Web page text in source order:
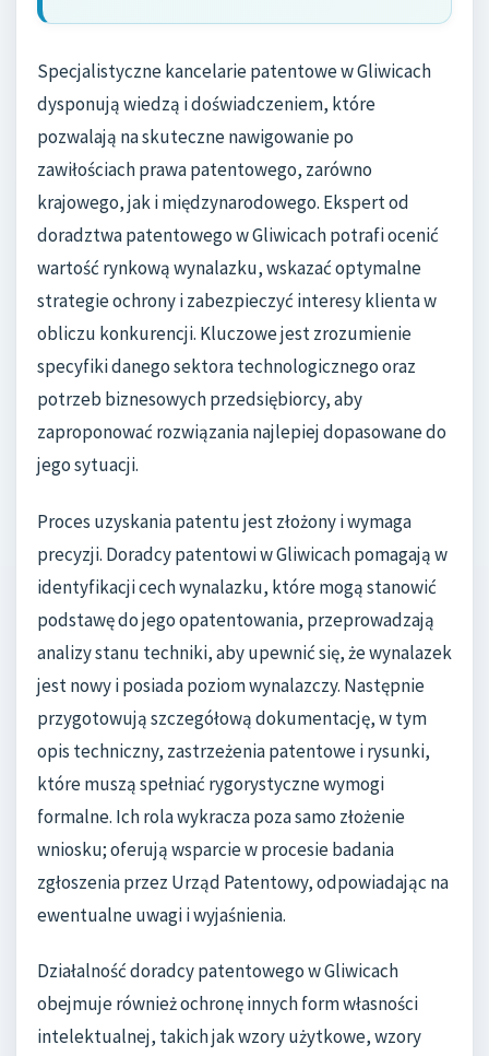
Specjalistyczne kancelarie patentowe w Gliwicach
dysponują wiedzą i doświadczeniem, które
pozwalają na skuteczne nawigowanie po
zawiłościach prawa patentowego, zarówno
krajowego, jak i międzynarodowego. Ekspert od
doradztwa patentowego w Gliwicach potrafi ocenić
wartość rynkową wynalazku, wskazać optymalne
strategie ochrony i zabezpieczyć interesy klienta w
obliczu konkurencji. Kluczowe jest zrozumienie
specyfiki danego sektora technologicznego oraz
potrzeb biznesowych przedsiębiorcy, aby
zaproponować rozwiązania najlepiej dopasowane do
jego sytuacji.
Proces uzyskania patentu jest złożony i wymaga
precyzji. Doradcy patentowi w Gliwicach pomagają w
identyfikacji cech wynalazku, które mogą stanowić
podstawę do jego opatentowania, przeprowadzają
analizy stanu techniki, aby upewnić się, że wynalazek
jest nowy i posiada poziom wynalazczy. Następnie
przygotowują szczegółową dokumentację, w tym
opis techniczny, zastrzeżenia patentowe i rysunki,
które muszą spełniać rygorystyczne wymogi
formalne. Ich rola wykracza poza samo złożenie
wniosku; oferują wsparcie w procesie badania
zgłoszenia przez Urząd Patentowy, odpowiadając na
ewentualne uwagi i wyjaśnienia.
Działalność doradcy patentowego w Gliwicach
obejmuje również ochronę innych form własności
intelektualnej, takich jak wzory użytkowe, wzory